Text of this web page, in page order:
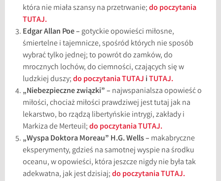
która nie miała szansy na przetrwanie;do poczytania
TUTAJ.
Edgar Allan Poe –gotyckie opowieści miłosne,
śmiertelne i tajemnicze, spośród których nie sposób
wybrać tylko jednej; to powrót do zamków, do
mrocznych lochów, do ciemności, czających się w
ludzkiej duszy;do poczytania TUTAJ iTUTAJ.
„Niebezpieczne związki” – najwspanialsza opowieść o
miłości, chociaż miłości prawdziwej jest tutaj jak na
lekarstwo, bo rządzą libertyńskie intrygi, zakłady i
Markiza de Merteuil;do poczytania TUTAJ.
„Wyspa Doktora Moreau” H.G. Wells – makabryczne
eksperymenty, gdzieś na samotnej wyspie na środku
oceanu, w opowieści, która jeszcze nigdy nie była tak
adekwatna, jak jest dzisiaj;do poczytania TUTAJ.